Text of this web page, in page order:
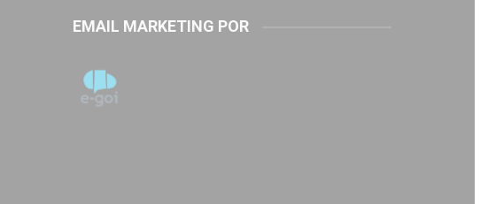
EMAIL MARKETING POR